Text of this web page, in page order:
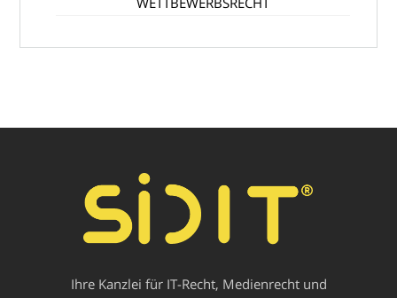
Ihre Kanzlei für IT-Recht, Medienrecht und